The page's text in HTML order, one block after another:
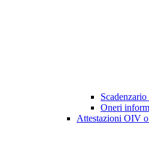
Oneri
Attestazioni OIV o